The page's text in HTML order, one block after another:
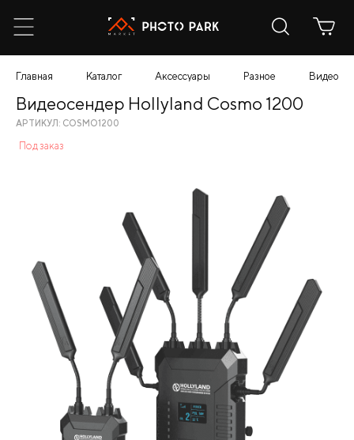
Главная Каталог Аксессуары Разное
Видеосендер Hollyland Cosmo 1200
АРТИКУЛ: COSMO1200
Под заказ